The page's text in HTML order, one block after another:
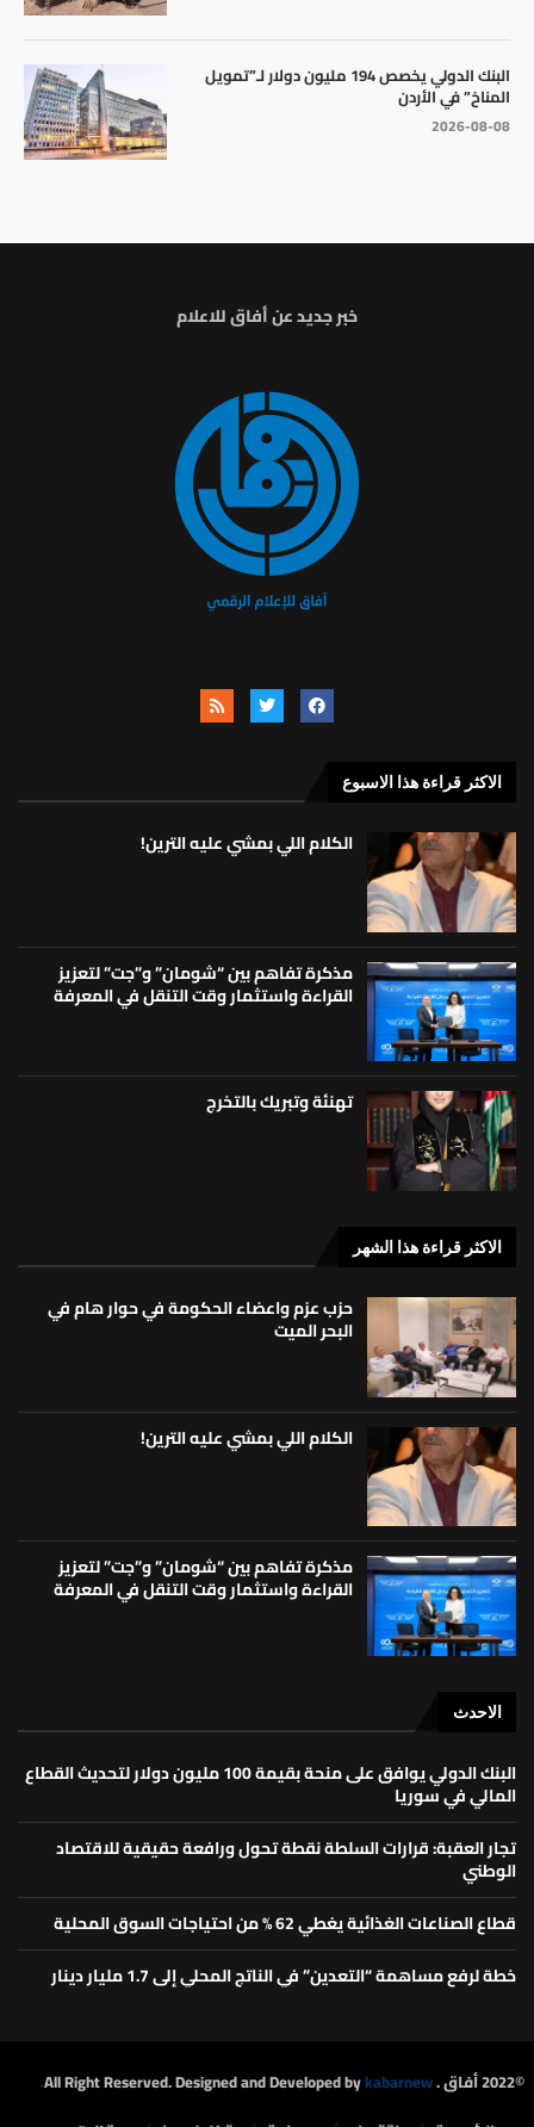
البنك الدولي يخصص 194 مليون دولار لـ”تمويل
المناخ” في الأردن
2026-08-08
خبر جديد عن أفاق للاعلام
الاكثر قراءة هذا الاسبوع
الكلام اللي بمشي عليه الترين!
مذكرة تفاهم بين “شومان” و”جت” لتعزيز
القراءة واستثمار وقت التنقل في المعرفة
تهنئة وتبريك بالتخرج
الاكثر قراءة هذا الشهر
حزب عزم واعضاء الحكومة في حوار هام في
البحر الميت
الكلام اللي بمشي عليه الترين!
مذكرة تفاهم بين “شومان” و”جت” لتعزيز
القراءة واستثمار وقت التنقل في المعرفة
الاحدث
البنك الدولي يوافق على منحة بقيمة 100 مليون دولار لتحديث القطاع
المالي في سوريا
تجار العقبة: قرارات السلطة نقطة تحول ورافعة حقيقية للاقتصاد
الوطني
قطاع الصناعات الغذائية يغطي 62 % من احتياجات السوق المحلية
خطة لرفع مساهمة “التعدين” في الناتج المحلي إلى 1.7 مليار دينار
©2022 أفاق . All Right Reserved. Designed and Developed by
kabarnew.